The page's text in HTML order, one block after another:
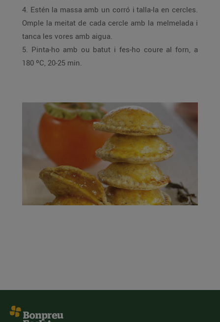
4. Estén la massa amb un corró i talla-la en cercles.
Omple la meitat de cada cercle amb la melmelada i
tanca les vores amb aigua.
5. Pinta-ho amb ou batut i fes-ho coure al forn, a
180 ºC, 20-25 min.